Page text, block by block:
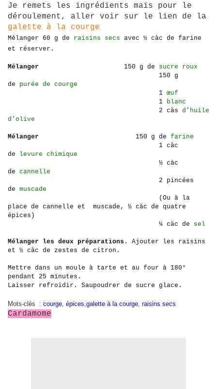
Je remets les ingrédients mais pour le
déroulement, aller voir sur le lien de la
galette à la courge
Mélanger 60 g de raisins secs avec ½ càc de farine
et réserver.
Mélanger 150 g de sucre roux
150 g
de purée de courge
1 œuf
1 blanc
2 càs d’huile
d’olive
Mélanger 150 g de farine
1 càc
de levure chimique
½ càc
de cannelle
2 pincées
de muscade
(Ou à la
place de cannelle et muscade, ½ càc de quatre
épices)
¼ càc de sel
Mélanger les deux préparations . Ajouter les raisins
et ½ càc de zestes de citron.
Mettre dans un moule à tarte et au four à 180°
pendant 25 minutes.
Laisser refroidir. Saupoudrer de sucre glace.
Mots-clés : courge, épices,galette à la courge, raisins secs
Cardamome